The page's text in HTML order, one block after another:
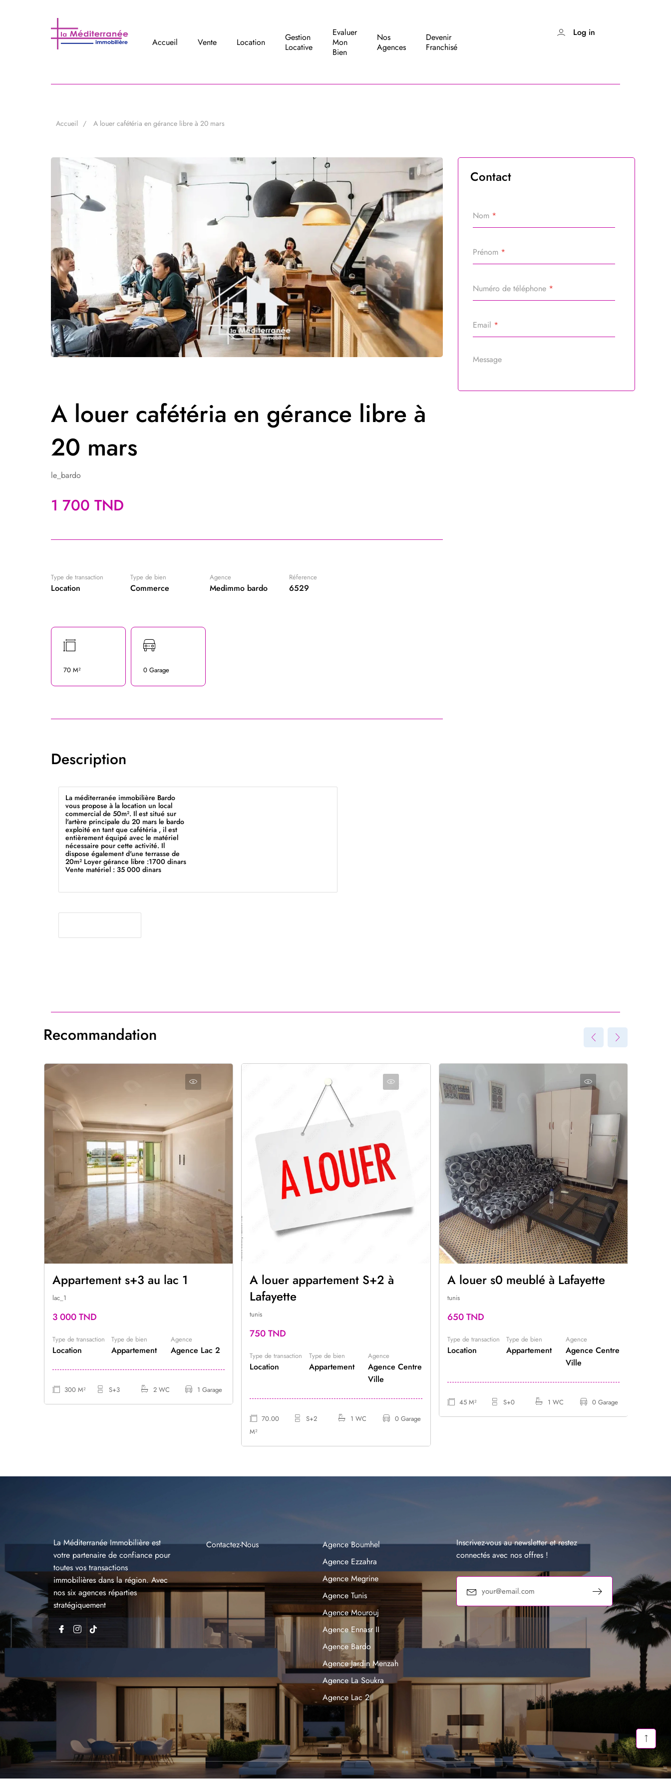
Accueil Vente Location
Gestion
Locative
Evaluer
Mon
Bien
Nos
Agences
Devenir
Franchisé
Log in
Accueil A louer cafétéria en gérance libre à 20 mars
A louer cafétéria en gérance libre à
20 mars
le_bardo
1 700 TND
Type de transaction
Location
Type de bien
Commerce
Agence
Medimmo bardo
Réference
6529
70 M² 0 Garage
Description
La méditerranée immobilière Bardo
vous propose à la location un local
commercial de 50m². Il est situé sur
l'artère principale du 20 mars le bardo
exploité en tant que cafétéria , il est
entièrement équipé avec le matériel
nécessaire pour cette activité. Il
dispose également d'une terrasse de
20m² Loyer gérance libre :1700 dinars
Vente matériel : 35 000 dinars
Contact
Nom *
Prénom *
Numéro de téléphone *
Email *
Message
Recommandation
Appartement s+3 au lac 1
lac_1
3 000 TND
Type de transaction
Location
Type de bien
Appartement
Agence
Agence Lac 2
300 M² S+3 2 WC 1 Garage
A louer appartement S+2 à
Lafayette
tunis
750 TND
Type de transaction
Location
Type de bien
Appartement
Agence
Agence Centre
Ville
70.00
M²
S+2 1 WC 0 Garage
A louer s0 meublé à Lafayette
tunis
650 TND
Type de transaction
Location
Type de bien
Appartement
Agence
Agence Centre
Ville
45 M² S+0 1 WC 0 Garage
La Méditerranée Immobilière est
votre partenaire de confiance pour
toutes vos transactions
immobilières dans la région. Avec
nos six agences réparties
stratégiquement
Contactez-Nous
Agence Boumhel
Agence Ezzahra
Agence Megrine
Agence Tunis
Agence Mourouj
Agence Ennasr II
Agence Bardo
Agence Jardin Menzah
Agence La Soukra
Agence Lac 2
Agence La Marsa
Agence Sousse
Inscrivez-vous au newsletter et restez
connectés avec nos offres !